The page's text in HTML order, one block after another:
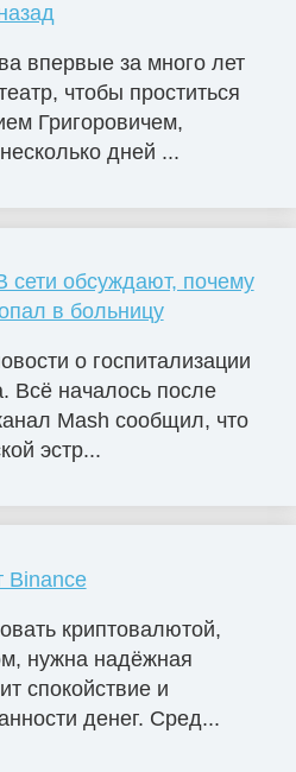
впервые за много лет
чтобы проститься
Григоровичем,
дней ...
сети обсуждают, почему
в больницу
о госпитализации
Всё началось после
Mash сообщил, что
эстр...
Binance
криптовалютой,
нужна надёжная
спокойствие и
денег. Сред...